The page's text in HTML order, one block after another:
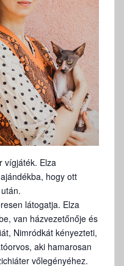
vígjáték. Elza
hogy ott
látogatja. Elza
van házvezetőnője és
Nimródkát kényezteti,
aki hamarosan
vőlegényéhez.